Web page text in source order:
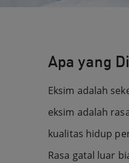
Apa yang
Eksim adalah
eksim adalah
kualitas hidup
Rasa gatal luar